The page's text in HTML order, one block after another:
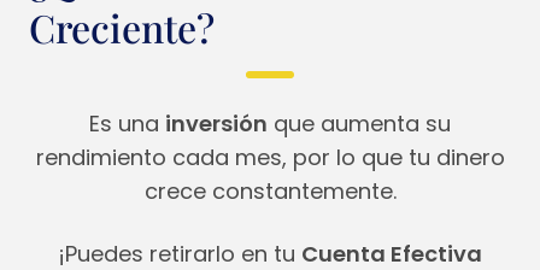
Creciente?
Es una inversión que aumenta su
rendimiento cada mes, por lo que tu dinero
crece constantemente.
¡Puedes retirarlo en tu Cuenta Efectiva